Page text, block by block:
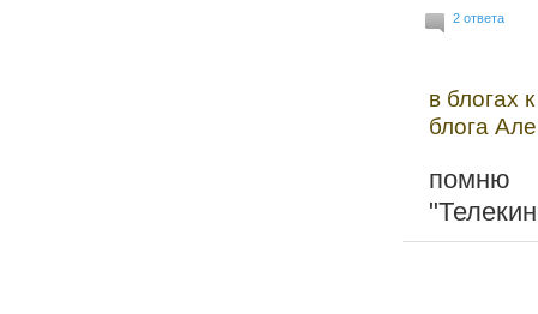
2 ответа
в блогах
блога
помню